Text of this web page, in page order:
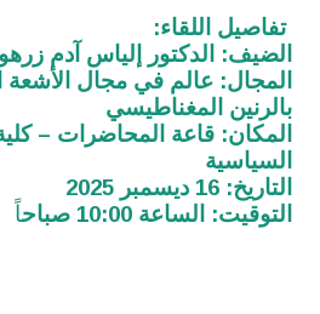
تفاصيل اللقاء:
الضيف: الدكتور إلياس آدم
المجال: عالم في مجال الأشعة
بالرنين المغناطيسي
المكان: قاعة المحاضرات –
السياسية
التاريخ: 16 ديسمبر 2025
التوقيت: الساعة 10:00 صباح
اً